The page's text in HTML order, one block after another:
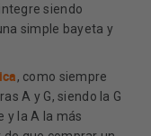
siendo
simple bayeta y
, como siempre
A y G, siendo la G
y la A la más